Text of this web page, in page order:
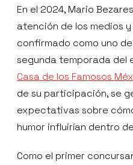
En el 2024, Mario
atención de los medios
confirmado como uno
segunda temporada del
Casa de los Famosos
de su participación, se
expectativas sobre
humor influirían dentro
Como el primer